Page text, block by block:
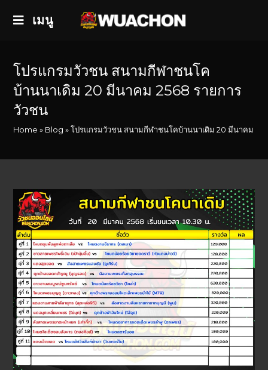
เมนู
โปรแกรมวัวชน สนามกีฬาชนโค
บ้านนาเดิม 20 มีนาคม 2568 รายการ
วัวชน
Home » Blog »โปรแกรมวัวชน สนามกีฬาชนโคบ้านนาเดิม 20 มีนาคม